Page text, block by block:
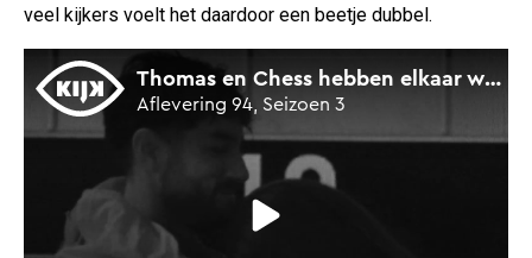
veel kijkers voelt het daardoor een beetje dubbel.